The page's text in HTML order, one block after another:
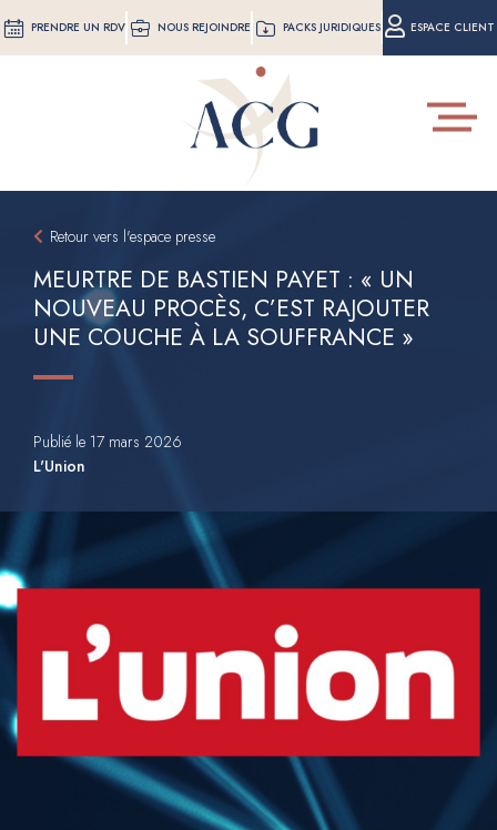
Aller
au
PRENDRE UN RDV NOUS REJOINDRE PACKS JURIDIQUES ESPACE CLIENT
Toggle
Retour vers l'espace presse
MEURTRE DE BASTIEN PAYET : « UN
NOUVEAU PROCÈS, C’EST RAJOUTER
UNE COUCHE À LA SOUFFRANCE »
Publié le 17 mars 2026
L'Union